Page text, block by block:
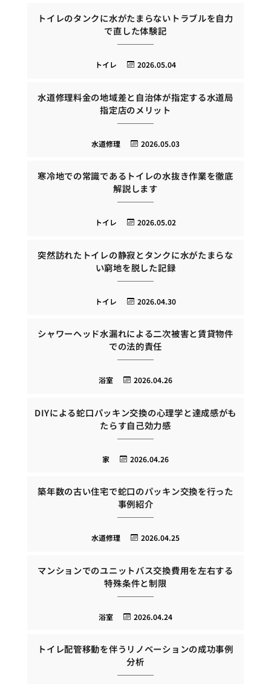
トイレのタンクに水がたまらないトラブルを自力
で直した体験記
2026.05.04
トイレ
水道修理料金の地域差と自治体が指定する水道局
指定店のメリット
2026.05.03
水道修理
寒冷地での常識であるトイレの水抜き作業を徹底
解説します
2026.05.02
トイレ
突然訪れたトイレの静寂とタンクに水がたまらな
い窮地を脱した記録
2026.04.30
トイレ
シャワーヘッド水漏れによる二次被害と賃貸物件
での法的責任
2026.04.26
浴室
DIYによる蛇口パッキン交換の心理学と達成感がも
たらす自己効力感
2026.04.26
家
築年数の古い住宅で蛇口のパッキン交換を行った
事例紹介
2026.04.25
水道修理
マンションでのユニットバス交換費用を左右する
特殊条件と制限
2026.04.24
浴室
トイレ配管移動を伴うリノベーションの成功事例
分析